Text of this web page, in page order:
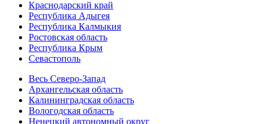
Краснодарский край
Республика Адыгея
Республика Калмыкия
Ростовская область
Республика Крым
Севастополь
Весь Северо-Запад
Архангельская область
Калининградская область
Вологодская область
Ненецкий автономный округ